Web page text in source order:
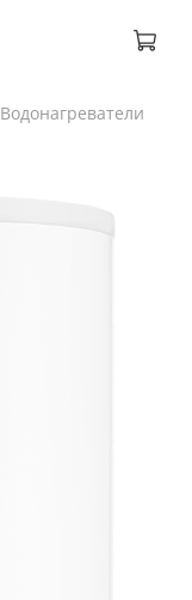
Водонагреватели